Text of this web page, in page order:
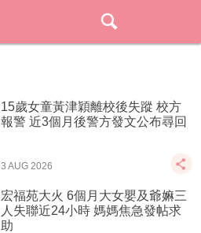
15歲女童黃津穎離校後失蹤 校方
報警 近3個月後警方發文公布尋回
3 AUG 2026
宏福苑大火 6個月大女嬰及爺嫲三
人失聯近24小時 媽媽焦急發帖求
助